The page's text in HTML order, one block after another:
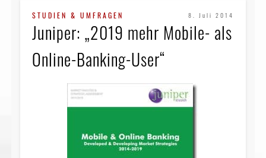
STUDIEN & UMFRAGEN 8. Juli 2014
Juniper: „2019 mehr Mobile- als
Online-Banking-User“